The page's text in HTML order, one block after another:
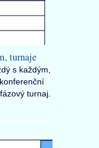
turnaje
s každým,
turnaj.